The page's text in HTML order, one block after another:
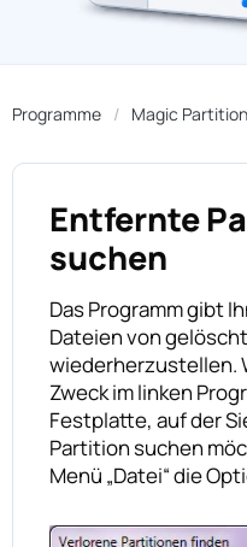
Programme Magic
Entfernte
suchen
Das Programm gibt
Dateien von
wiederherzustellen.
Zweck im linken
Festplatte, auf der
Partition suchen
Menü „Datei“ die